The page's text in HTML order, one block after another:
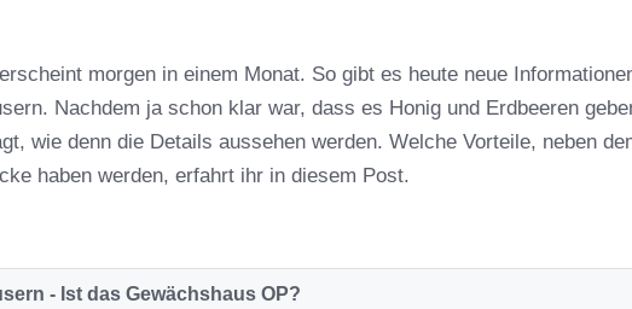
morgen in einem Monat. So gibt es heute neue
Nachdem ja schon klar war, dass es Honig und Erdbeeren
wie denn die Details aussehen werden. Welche Vorteile, neben
haben werden, erfahrt ihr in diesem Post.
- Ist das Gewächshaus OP?